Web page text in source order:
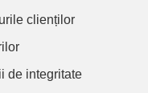
clienților
de integritate